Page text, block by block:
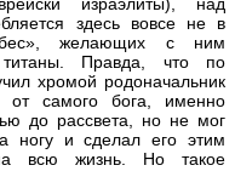
здесь вовсе не в
желающих с ним
титаны. Правда, что по
хромой родоначальник
от самого бога, именно
до рассвета, но не мог
ногу и сделал его этим
всю жизнь. Но такое